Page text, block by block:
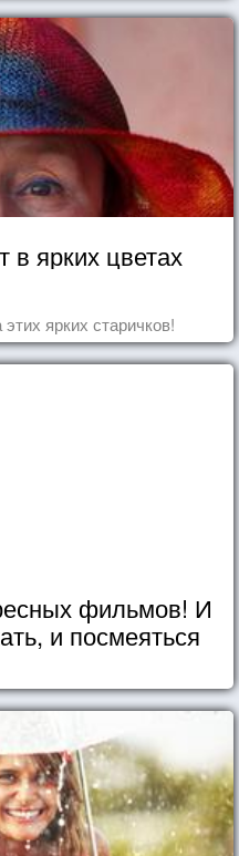
в ярких цветах
ярких старичков!
фильмов! И
и посмеяться